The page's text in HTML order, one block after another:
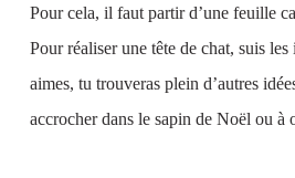
Pour cela, il faut partir d’une feuille
Pour réaliser une tête de chat, suis
aimes, tu trouveras plein d’autres
accrocher dans le sapin de Noël ou